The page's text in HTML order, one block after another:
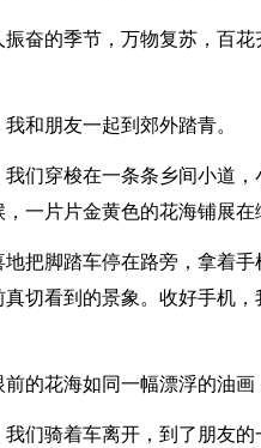
振奋的季节，万物复苏，百
和朋友一起到郊外踏青。
我们穿梭在一条条乡间小道
一片片金黄色的花海铺展在
地把脚踏车停在路旁，拿着
真切看到的景象。收好手机
的花海如同一幅漂浮的油画
我们骑着车离开，到了朋友